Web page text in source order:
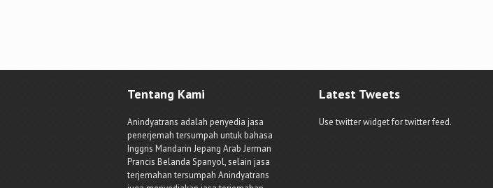
Tentang Kami
Anindyatrans adalah penyedia jasa
penerjemah tersumpah untuk bahasa
Inggris Mandarin Jepang Arab Jerman
Prancis Belanda Spanyol, selain jasa
terjemahan tersumpah Anindyatrans
Latest Tweets
Use twitter widget for twitter feed.